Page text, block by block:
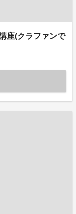
座(クラファンで